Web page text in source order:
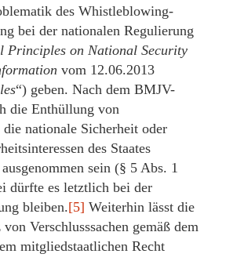
des Whistleblowing-
bei der nationalen Regulierung
Principles on National Security
vom 12.06.2013
“) geben. Nach dem BMJV-
die Enthüllung von
nationale Sicherheit oder
des Staates
sein (§ 5 Abs. 1
dürfte es letztlich bei der
bleiben.[5] Weiterhin lässt die
Verschlusssachen gemäß dem
mitgliedstaatlichen Recht